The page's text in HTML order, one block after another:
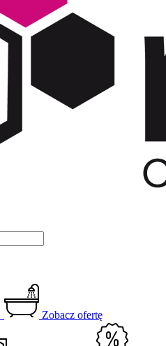
Zobacz ofertę